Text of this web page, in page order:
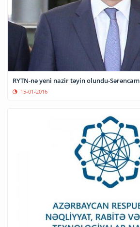
RYTN-nə yeni nazir təyin olundu-Sərəncam
15-01-2016